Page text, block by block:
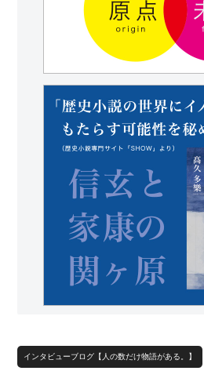
インタビューブログ【人の数だけ物語がある。】